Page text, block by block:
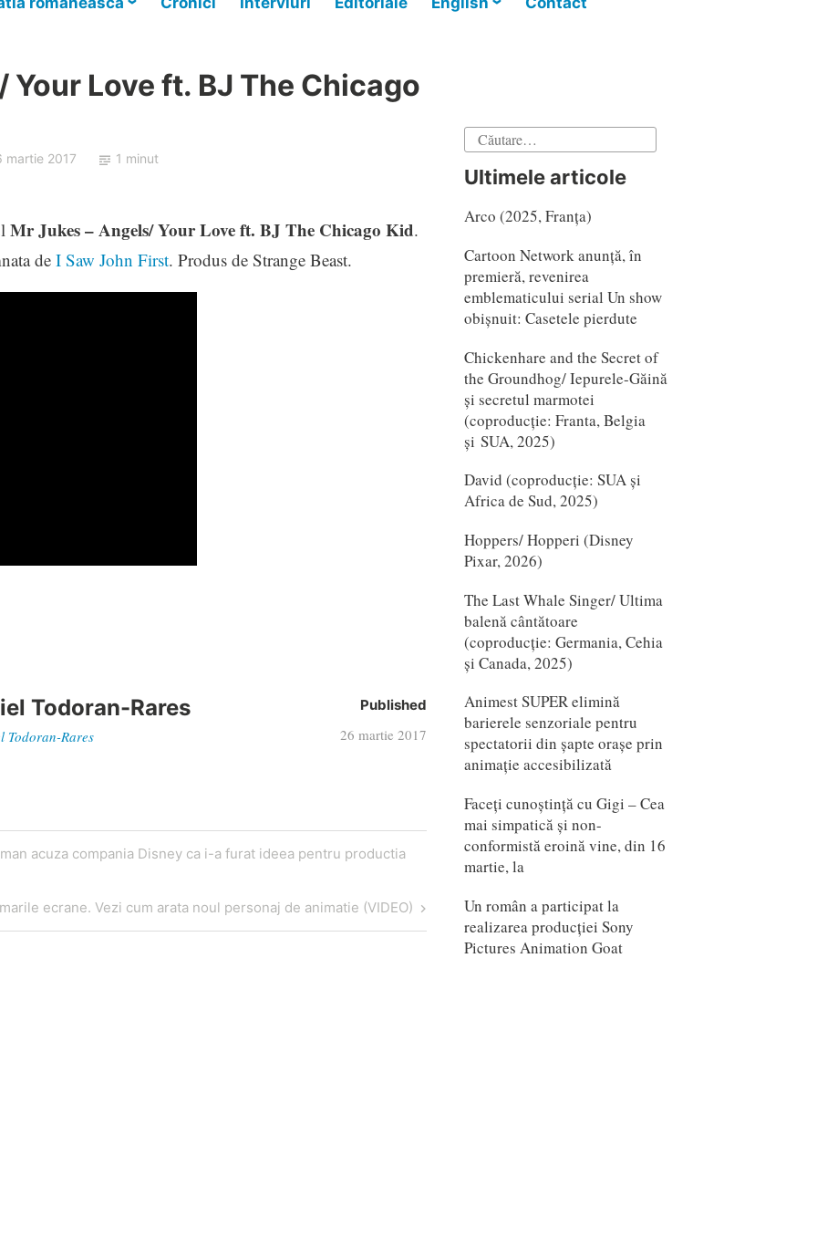
Your Love ft. BJ The Chicago
martie 2017 1 minut
Mr Jukes – Angels/ Your Love ft. BJ The Chicago Kid.
de I Saw John First. Produs de Strange Beast.
Todoran-Rares
Todoran-Rares
Published
26 martie 2017
acuza compania Disney ca i-a furat ideea pentru productia
ecrane. Vezi cum arata noul personaj de animatie (VIDEO)
Caută
Ultimele articole
Arco (2025, Franța)
Cartoon Network anunță, în
premieră, revenirea
emblematicului serial Un show
obișnuit: Casetele pierdute
Chickenhare and the Secret of
the Groundhog/ Iepurele-Găină
și secretul marmotei
(coproducție: Franta, Belgia
și SUA, 2025)
David (coproducție: SUA și
Africa de Sud, 2025)
Hoppers/ Hopperi (Disney
Pixar, 2026)
The Last Whale Singer/ Ultima
balenă cântătoare
(coproducție: Germania, Cehia
și Canada, 2025)
Animest SUPER elimină
barierele senzoriale pentru
spectatorii din șapte orașe prin
animație accesibilizată
Faceți cunoștință cu Gigi – Cea
mai simpatică și non-
conformistă eroină vine, din 16
martie, la
Un român a participat la
realizarea producției Sony
Pictures Animation Goat